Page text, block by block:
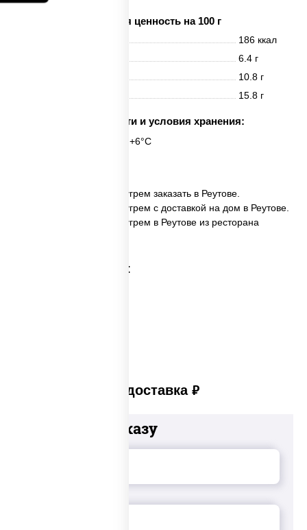
Пищевая ценность на 100 г
186 ккал
6.4 г
10.8 г
15.8 г
Срок годности и условия хранения:
6 часов при t° от +2°C до +6°C
✅ Филадельфия ролл с угрем заказать в Реутове.
✅ Филадельфия ролл с угрем с доставкой на дом в Реутове.
✅ Филадельфия ролл с угрем в Реутове из ресторана
Категории товара:
Платная доставка руб
Добавьте к заказу